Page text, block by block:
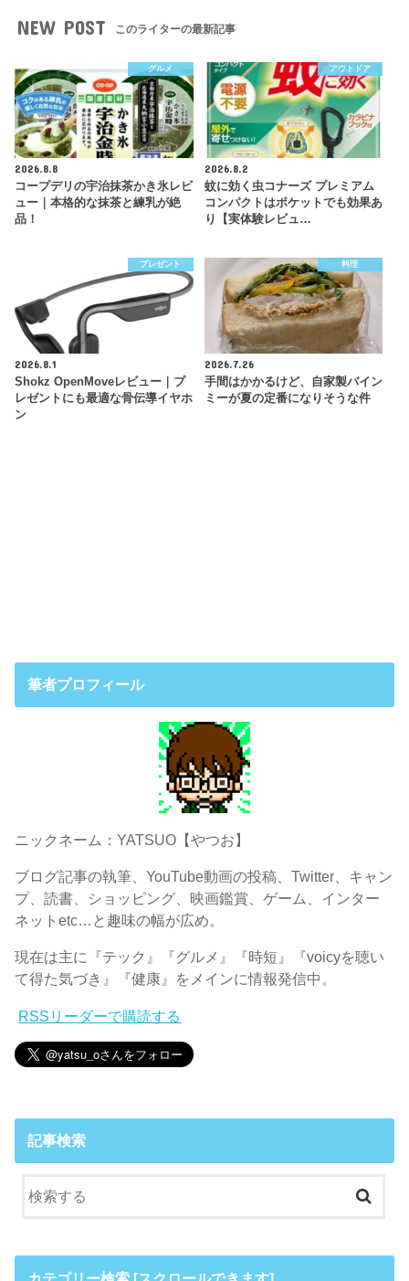
NEW POST このライターの最新記事
グルメ
2026.8.8
コープデリの宇治抹茶かき氷レビ
ュー｜本格的な抹茶と練乳が絶
品！
アウトドア
2026.8.2
蚊に効く虫コナーズ プレミアム
コンパクトはポケットでも効果あ
り【実体験レビュ…
プレゼント
2026.8.1
Shokz OpenMoveレビュー｜プ
レゼントにも最適な骨伝導イヤホ
ン
料理
2026.7.26
手間はかかるけど、自家製バイン
ミーが夏の定番になりそうな件
筆者プロフィール
ニックネーム：YATSUO【やつお】
ブログ記事の執筆、YouTube動画の投稿、Twitter、キャン
プ、読書、ショッピング、映画鑑賞、ゲーム、インター
ネットetc…と趣味の幅が広め。
現在は主に『テック』『グルメ』『時短』『voicyを聴い
て得た気づき』『健康』をメインに情報発信中。
RSSリーダーで購読する
記事検索